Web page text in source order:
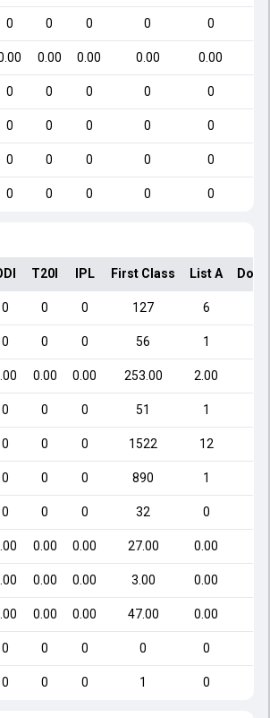
0 0 0 0 0
0.00 0.00 0.00 0.00
0 0 0 0 0
0 0 0 0 0
0 0 0 0 0
0 0 0 0 0
T20I IPL First Class List A
0 0 0 127 6
0 0 0 56 1
0.00 0.00 253.00 2.00
0 0 0 51 1
0 0 0 1522 12
0 0 0 890 1
0 0 0 32 0
0.00 0.00 27.00 0.00
0.00 0.00 3.00 0.00
0.00 0.00 47.00 0.00
0 0 0 0 0
0 0 0 1 0